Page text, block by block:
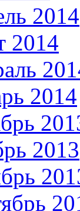
2014
2014
2014
2013